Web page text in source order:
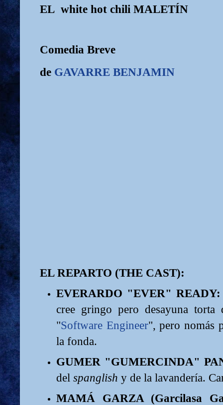
EL white hot chili MALETÍN
Comedia Breve
de GAVARRE BENJAMIN
EL REPARTO (THE CAST):
EVERARDO "EVER" READY:
cree gringo pero desayuna torta
"Software Engineer", pero nomás
la fonda.
GUMER "GUMERCINDA"
del spanglish y de la lavandería.
MAMÁ GARZA (Garcilasa